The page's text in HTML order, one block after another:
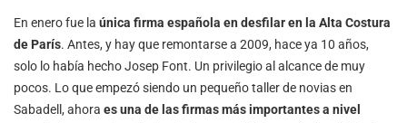
En enero fue la única firma española en desfilar en la Alta Costura
de París. Antes, y hay que remontarse a 2009, hace ya 10 años,
solo lo había hecho Josep Font. Un privilegio al alcance de muy
pocos. Lo que empezó siendo un pequeño taller de novias en
Sabadell, ahora es una de las firmas más importantes a nivel